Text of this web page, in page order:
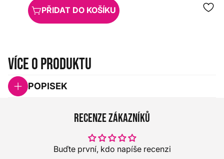
PŘIDAT DO KOŠÍKU
Více o produktu
POPISEK
Recenze zákazníků
Buďte první, kdo napíše recenzi